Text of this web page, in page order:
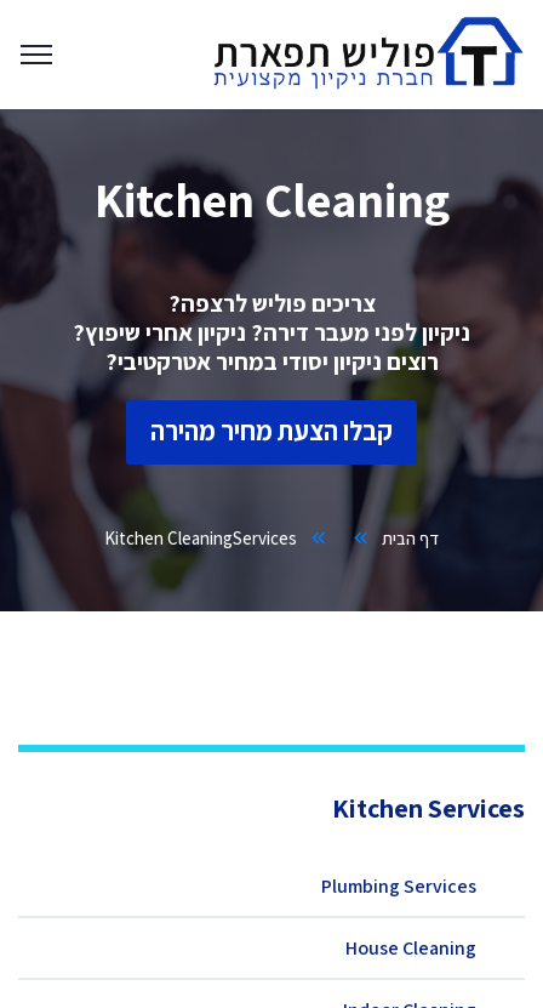
Kitchen Cleaning
צריכים פוליש לרצפה?
ניקיון לפני מעבר דירה? ניקיון אחרי שיפוץ?
רוצים ניקיון יסודי במחיר אטרקטיבי?
קבלו הצעת מחיר מהירה
דף הבית Services
Kitchen Cleaning
Kitchen Services
Plumbing Services
House Cleaning